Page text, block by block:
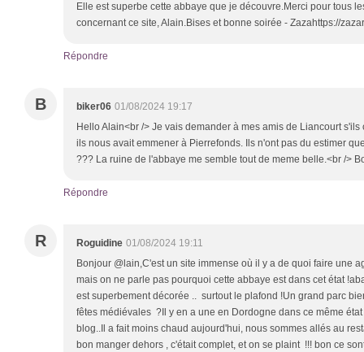
Elle est superbe cette abbaye que je découvre.Merci pour tous
concernant ce site, Alain.Bises et bonne soirée - Zazahttps://
Répondre
B biker06 01/08/2024 19:17
Hello Alain<br /> Je vais demander à mes amis de Liancourt
ils nous avait emmener à Pierrefonds. Ils n'ont pas du estimer
??? La ruine de l'abbaye me semble tout de meme belle.<br />
Répondre
R Roguidine 01/08/2024 19:11
Bonjour @lain,C'est un site immense où il y a de quoi faire une
mais on ne parle pas pourquoi cette abbaye est dans cet état
est superbement décorée .. surtout le plafond !Un grand parc
fêtes médiévales ?Il y en a une en Dordogne dans ce même
blog..Il a fait moins chaud aujourd'hui, nous sommes allés au
bon manger dehors , c'était complet, et on se plaint !!! bon ce